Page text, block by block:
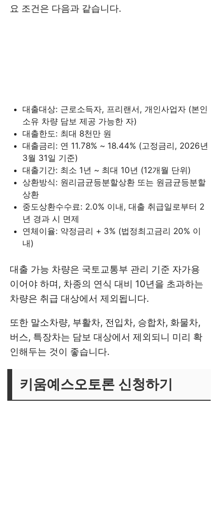
요 조건은 다음과 같습니다.
대출대상: 근로소득자, 프리랜서, 개인사업자 (본인
소유 차량 담보 제공 가능한 자)
대출한도: 최대 8천만 원
대출금리: 연 11.78% ~ 18.44% (고정금리, 2026년
3월 31일 기준)
대출기간: 최소 1년 ~ 최대 10년 (12개월 단위)
상환방식: 원리금균등분할상환 또는 원금균등분할
상환
중도상환수수료: 2.0% 이내, 대출 취급일로부터 2
년 경과 시 면제
연체이율: 약정금리 + 3% (법정최고금리 20% 이
내)
대출 가능 차량은 국토교통부 관리 기준 자가용
이어야 하며, 차종의 연식 대비 10년을 초과하는
차량은 취급 대상에서 제외됩니다.
또한 말소차량, 부활차, 전입차, 승합차, 화물차,
버스, 특장차는 담보 대상에서 제외되니 미리 확
인해두는 것이 좋습니다.
키움예스오토론 신청하기